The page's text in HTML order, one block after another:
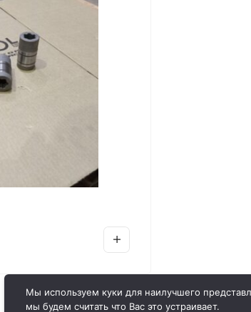
Мы используем куки для наилучшего
мы будем считать что Вас это устраивает.